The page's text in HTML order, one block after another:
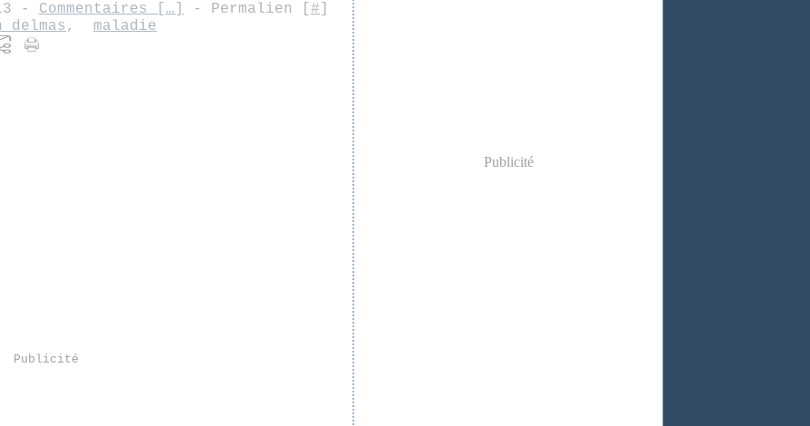
- Commentaires [ … - Permalien [ #
delmas , maladie
Publicité
Publicité